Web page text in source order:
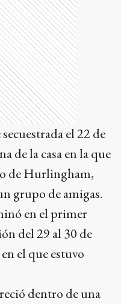
el 22 de
de la casa en la que
de Hurlingham,
grupo de amigas.
en el primer
del 29 al 30 de
el que estuvo
dentro de una